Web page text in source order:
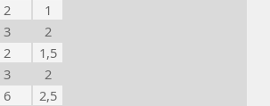
2
1
3
2
2
1,5
3
2
6
2,5